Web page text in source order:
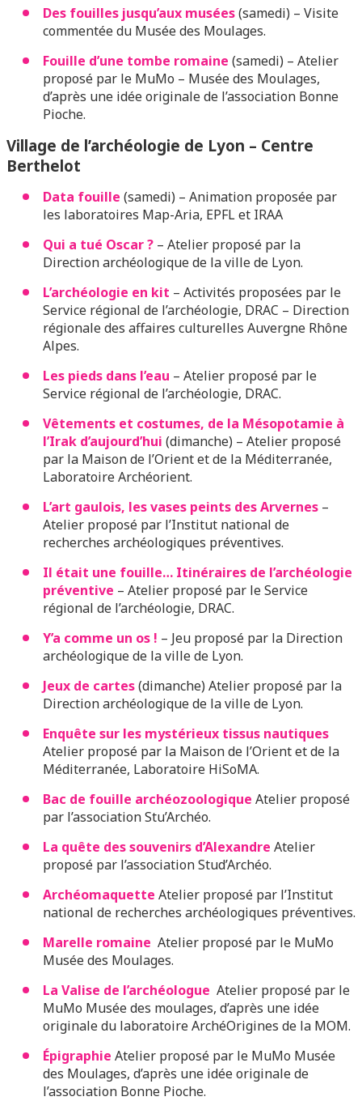
Des fouilles jusqu’aux musées(samedi) – Visite
commentée du Musée des Moulages.
Fouille d’une tombe romaine (samedi) – Atelier
proposé par le MuMo – Musée des Moulages,
d’après une idée originale de l’association Bonne
Pioche.
Village de l’archéologie de Lyon – Centre
Berthelot
Data fouille (samedi) – Animation proposée par
les laboratoires Map-Aria, EPFL et IRAA
Qui a tué Oscar ? – Atelier proposé par la
Direction archéologique de la ville de Lyon.
L’archéologie en kit – Activités proposées par le
Service régional de l’archéologie, DRAC – Direction
régionale des affaires culturelles Auvergne Rhône
Alpes.
Les pieds dans l’eau – Atelier proposé par le
Service régional de l’archéologie, DRAC.
Vêtements et costumes, de la Mésopotamie à
l’Irak d’aujourd’hui (dimanche) – Atelier proposé
par la Maison de l’Orient et de la Méditerranée,
Laboratoire Archéorient.
L’art gaulois, les vases peints des Arvernes –
Atelier proposé par l’Institut national de
recherches archéologiques préventives.
Il était une fouille… Itinéraires de l’archéologie
préventive – Atelier proposé par le Service
régional de l’archéologie, DRAC.
Y’a comme un os ! – Jeu proposé par la Direction
archéologique de la ville de Lyon.
Jeux de cartes(dimanche) Atelier proposé par la
Direction archéologique de la ville de Lyon.
Enquête sur les mystérieux tissus nautiques
Atelier proposé par la Maison de l’Orient et de la
Méditerranée, Laboratoire HiSoMA.
Bac de fouille archéozoologique Atelier proposé
par l’association Stu’Archéo.
La quête des souvenirs d’Alexandre Atelier
proposé par l’association Stud’Archéo.
Archéomaquette Atelier proposé par l’Institut
national de recherches archéologiques préventives.
Marelle romaine Atelier proposé par le MuMo
Musée des Moulages.
La Valise de l’archéologue Atelier proposé par le
MuMo Musée des moulages, d’après une idée
originale du laboratoire ArchéOrigines de la MOM.
Épigraphie Atelier proposé par le MuMo Musée
des Moulages, d’après une idée originale de
l’association Bonne Pioche.